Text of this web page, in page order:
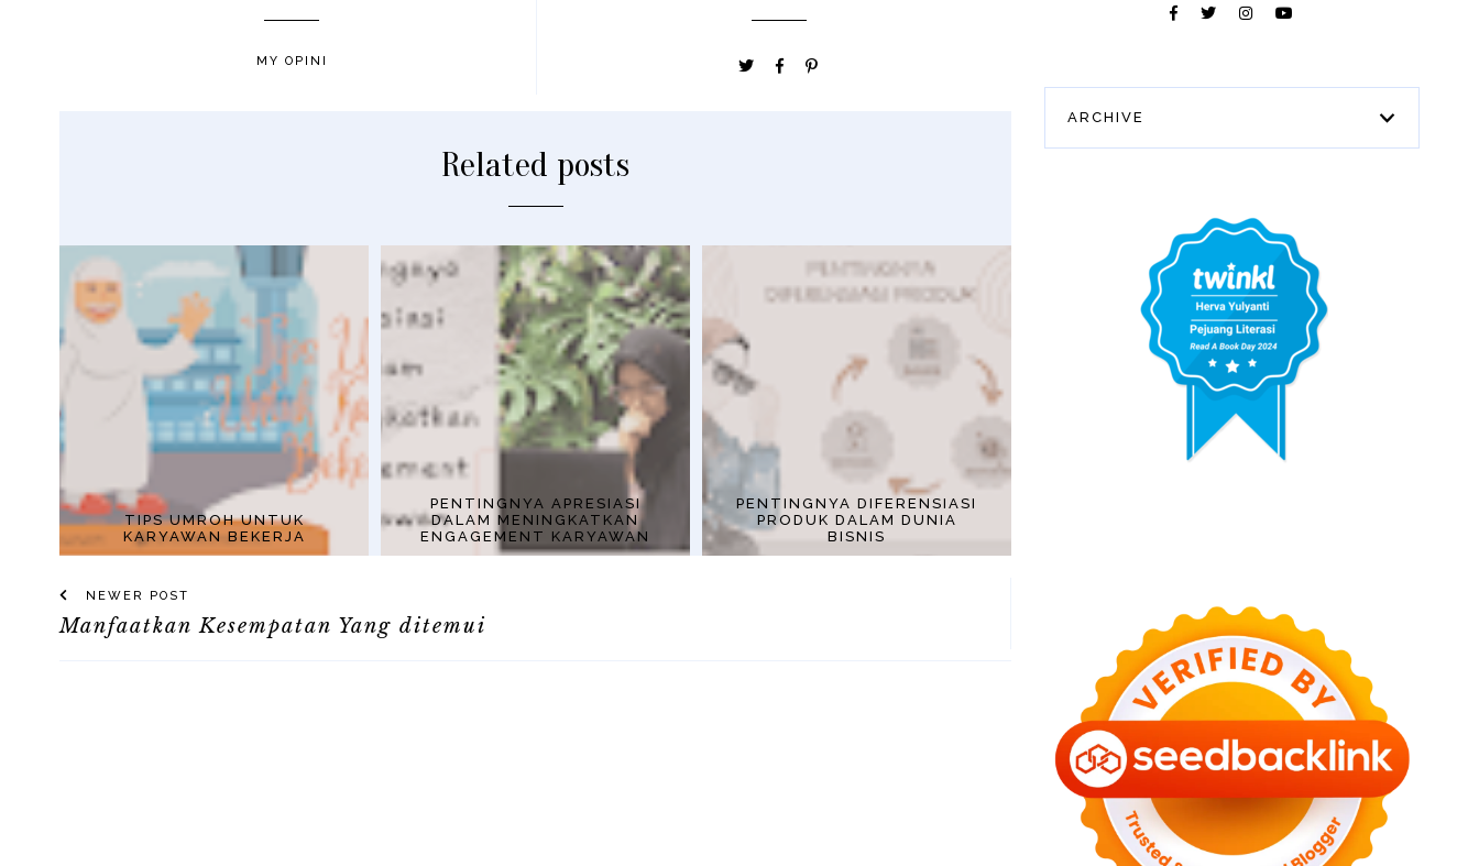
MY OPINI
Related posts
TIPS UMROH UNTUK
KARYAWAN BEKERJA
PENTINGNYA APRESIASI
DALAM MENINGKATKAN
ENGAGEMENT KARYAWAN
PENTINGNYA DIFERENSIASI
PRODUK DALAM DUNIA
BISNIS
NEWER POST
Manfaatkan Kesempatan Yang ditemui
ARCHIVE